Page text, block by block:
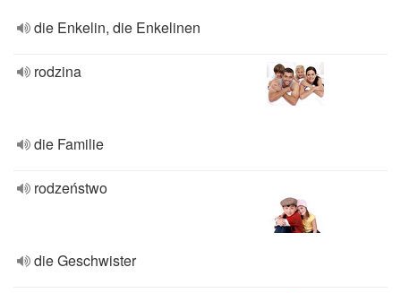
die Enkelin, die Enkelinen
rodzina
die Familie
rodzeństwo
die Geschwister